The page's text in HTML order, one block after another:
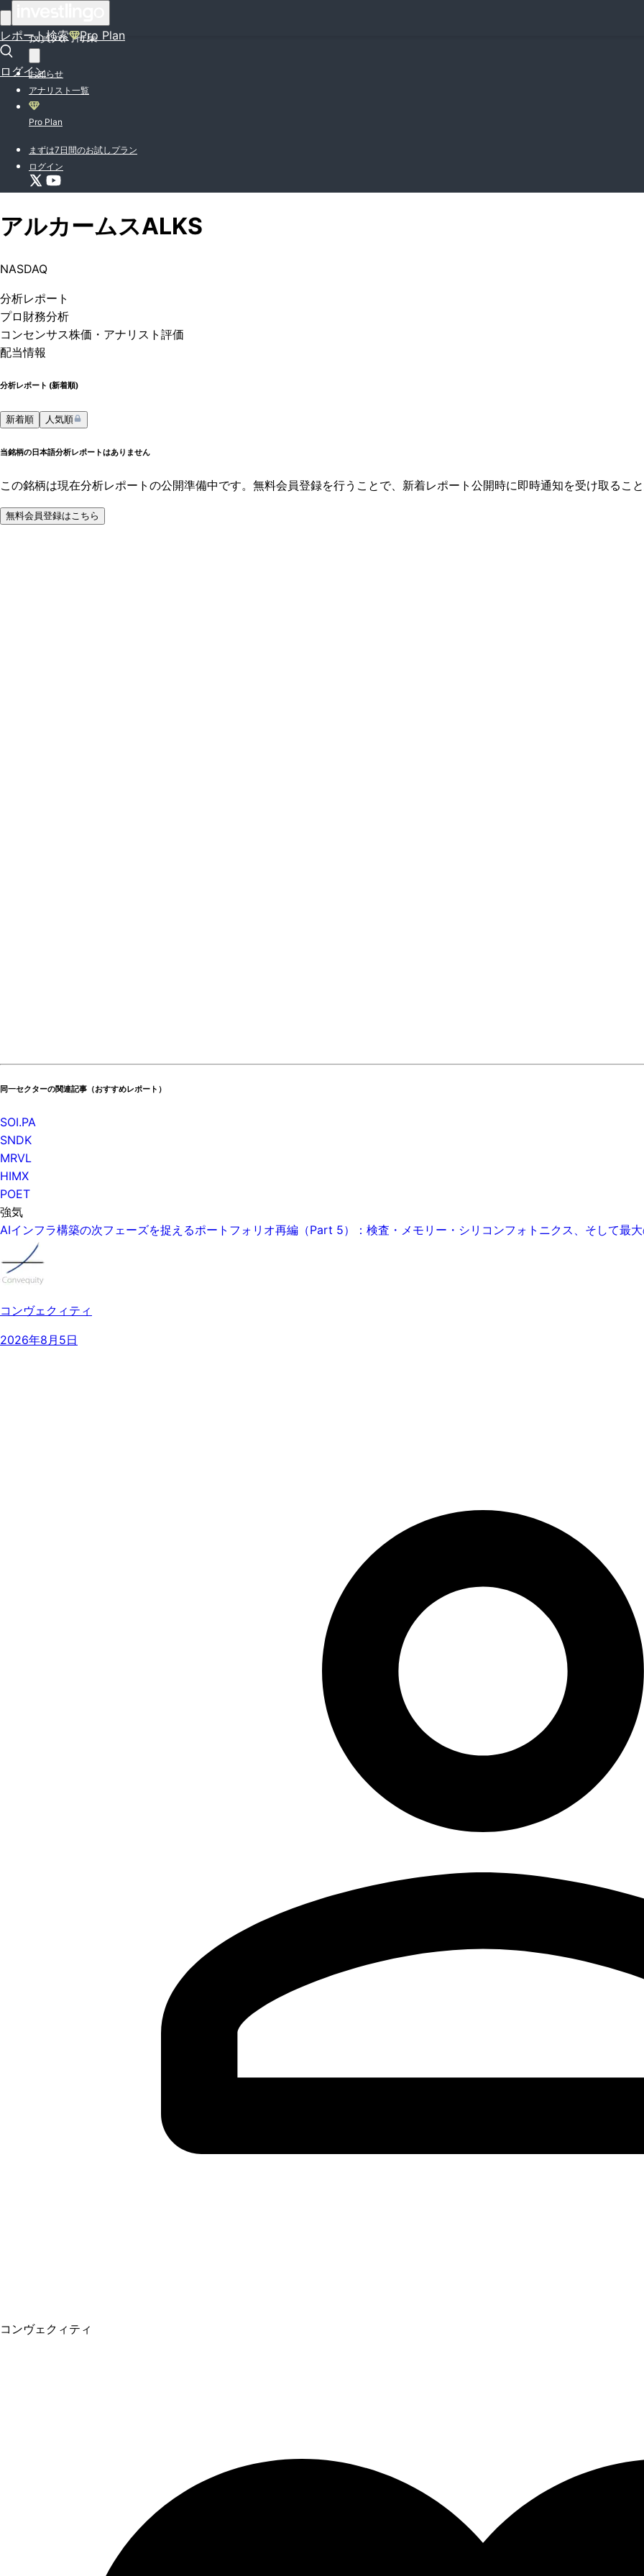
レポート検索 Pro Plan
ログイン
投資入門特集
お知らせ
アナリスト一覧
Pro Plan
まずは7日間のお試しプラン
ログイン
アルカームスALKS
NASDAQ
分析レポート
プロ 財務分析
コンセンサス株価 ・アナリスト評価
配当情報
分析レポート (新着順)
新着順 人気順
当銘柄の日本語分析レポートはありません
この銘柄は現在分析レポートの公開準備中です。無料会員登録を行うことで、新着レポート公開時に即時通知を受け取ること
無料会員登録はこちら
同一セクターの関連記事（おすすめレポート）
SOI.PA
SNDK
MRVL
HIMX
POET
強気
AIインフラ構築の次フェーズを捉えるポートフォリオ再編（Part 5）：検査・メモリー・シリコンフォトニクス、そして最
コンヴェクィティ
2026年8月5日
コンヴェクィティ